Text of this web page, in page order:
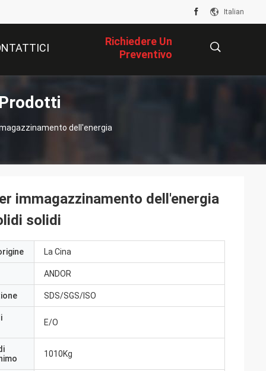
Italian
Richiedere Un
Preventivo
dell'energia
immagazzinamento dell'energia
solidi
La Cina
ANDOR
SDS/SGS/ISO
E/O
1010Kg